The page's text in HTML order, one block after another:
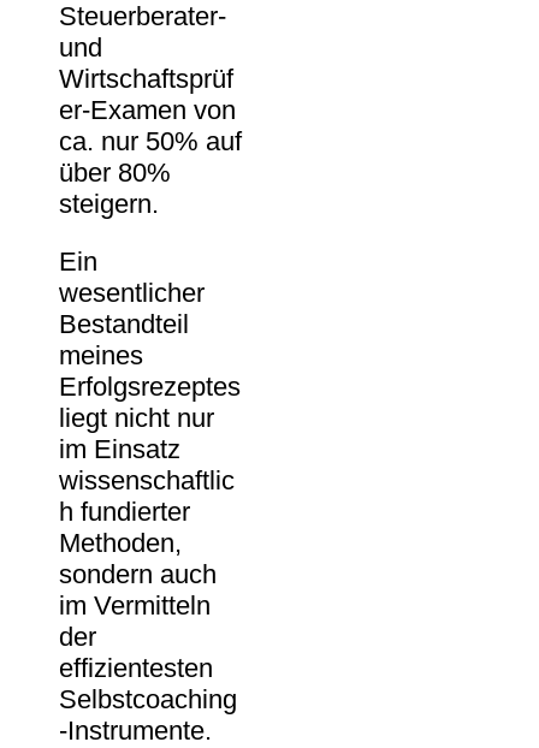
Steuerberater-
und
Wirtschaftsprüf
er-Examen von
ca. nur 50% auf
über 80%
steigern.
Ein
wesentlicher
Bestandteil
meines
Erfolgsrezeptes
liegt nicht nur
im Einsatz
wissenschaftlic
h fundierter
Methoden,
sondern auch
im Vermitteln
der
effizientesten
Selbstcoaching
-Instrumente.